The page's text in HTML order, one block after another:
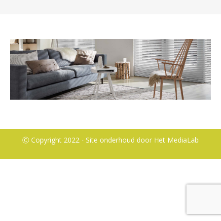
Ⓒ Copyright 2022 - Site onderhoud door Het MediaLab